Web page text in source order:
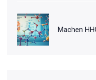
Machen